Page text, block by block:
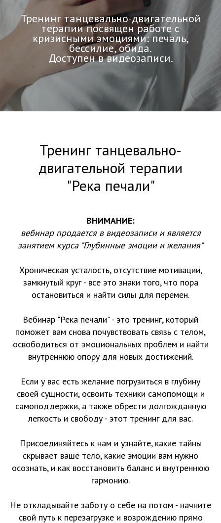
Тренинг танцевально-двигательной
терапии посвящен работе с
кризисными эмоциями: печаль,
бессилие, обида.
Доступен в видеозаписи.
Тренинг танцевально-
двигательной терапии
"Река печали"
ВНИМАНИЕ:
вебинар продается в видеозаписи и является
занятием курса "Глубинные эмоции и желания"
Хроническая усталость, отсутствие мотивации,
замкнутый круг - все это знаки того, что пора
остановиться и найти силы для перемен.
Вебинар "Река печали" - это тренинг, который
поможет вам снова почувствовать связь с телом,
освободиться от эмоциональных проблем и найти
внутреннюю опору для новых достижений.
Если у вас есть желание погрузиться в глубину
своей сущности, освоить техники самопомощи и
самоподдержки, а также обрести долгожданную
легкость и свободу - этот тренинг для вас.
Присоединяйтесь к нам и узнайте, какие тайны
скрывает ваше тело, какие эмоции вам нужно
осознать, и как восстановить баланс и внутреннюю
гармонию.
Не откладывайте заботу о себе на потом - начните
свой путь к перезагрузке и возрождению прямо